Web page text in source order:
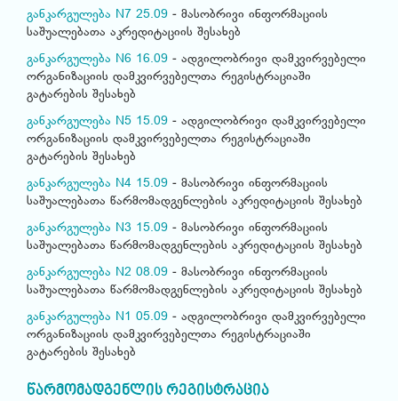
განკარგულება N7 25.09 - მასობრივი ინფორმაციის
საშუალებათა აკრედიტაციის შესახებ
განკარგულება N6 16.09 - ადგილობრივი დამკვირვებელი
ორგანიზაციის დამკვირვებელთა რეგისტრაციაში
გატარების შესახებ
განკარგულება N5 15.09 - ადგილობრივი დამკვირვებელი
ორგანიზაციის დამკვირვებელთა რეგისტრაციაში
გატარების შესახებ
განკარგულება N4 15.09 - მასობრივი ინფორმაციის
საშუალებათა წარმომადგენლების აკრედიტაციის შესახებ
განკარგულება N3 15.09 - მასობრივი ინფორმაციის
საშუალებათა წარმომადგენლების აკრედიტაციის შესახებ
განკარგულება N2 08.09 - მასობრივი ინფორმაციის
საშუალებათა წარმომადგენლების აკრედიტაციის შესახებ
განკარგულება N1 05.09 - ადგილობრივი დამკვირვებელი
ორგანიზაციის დამკვირვებელთა რეგისტრაციაში
გატარების შესახებ
წარმომადგენლის რეგისტრაცია